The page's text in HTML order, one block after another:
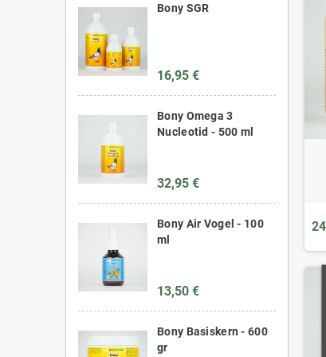
Bony SGR
16,95 €
Bony Omega 3
Nucleotid - 500 ml
32,95 €
Bony Air Vogel - 100
ml
13,50 €
Bony Basiskern - 600
gr